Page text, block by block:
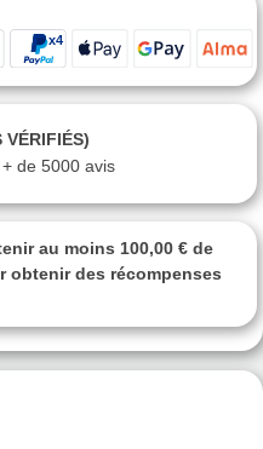
VÉRIFIÉS)
de 5000 avis
au moins 100,00 € de
obtenir des récompenses